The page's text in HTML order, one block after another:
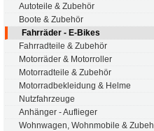
Autoteile & Zubehör
Boote & Zubehör
Fahrräder - E-Bikes
Fahrradteile & Zubehör
Motorräder & Motorroller
Motorradteile & Zubehör
Motorradbekleidung & Helme
Nutzfahrzeuge
Anhänger - Auflieger
Wohnwagen, Wohnmobile &